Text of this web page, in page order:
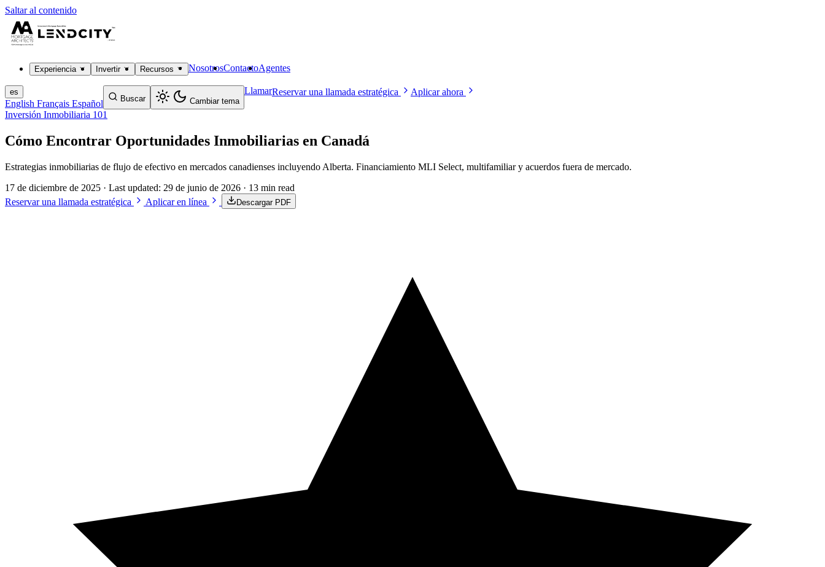
Saltar al contenido
Experiencia Invertir Recursos NosotrosContactoAgentes
es
English Français Español Buscar Cambiar tema
LlamarReservar una llamada estratégica Aplicar ahora
Inversión Inmobiliaria 101
Cómo Encontrar Oportunidades Inmobiliarias en Canadá
Estrategias inmobiliarias de flujo de efectivo en mercados canadienses incluyendo Alberta. Financiamiento MLI Select, multifamiliar y acuerdos fuera de mercado.
17 de diciembre de 2025 · Last updated: 29 de junio de 2026 · 13 min read
Reservar una llamada estratégica
Aplicar en línea Descargar PDF